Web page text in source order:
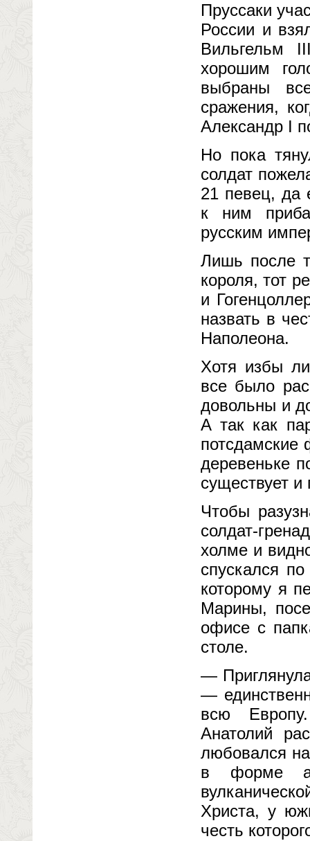
Пруссаки
России и
Вильгельм
хорошим
выбраны
сражения,
Александр I
Но пока
солдат
21 певец, да
к ним
русским
Лишь после
короля, тот
и
назвать в
Наполеона.
Хотя избы
все было
довольны и
А так как
потсдамские
деревеньке
существует и
Чтобы
солдат-
холме и
спускался
которому я
Марины,
офисе с
столе.
—
—
всю
Анатолий
любовался
в форме
Христа, у
честь